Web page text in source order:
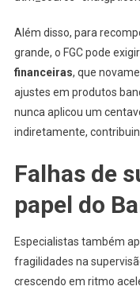
Além disso, para
grande, o FGC pode exigir
financeiras, que
ajustes em produtos
nunca aplicou um
indiretamente,
Falhas de
papel do
Especialistas também
fragilidades na
crescendo em ritmo